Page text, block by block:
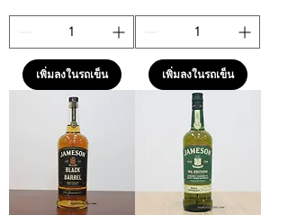
เพิ่มลงในรถเข็น เพิ่มลงในรถเข็น